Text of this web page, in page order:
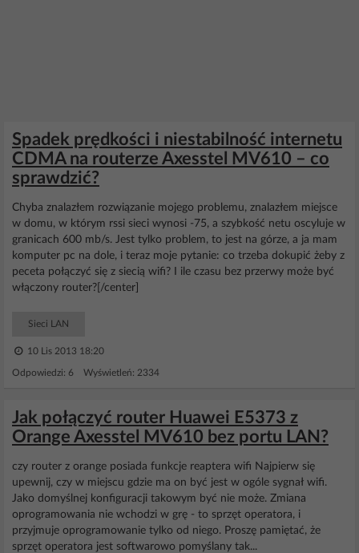
Spadek prędkości i niestabilność internetu
CDMA na routerze Axesstel MV610 – co
sprawdzić?
Chyba znalazłem rozwiązanie mojego problemu, znalazłem miejsce
w domu, w którym rssi sieci wynosi -75, a szybkość netu oscyluje w
granicach 600 mb/s. Jest tylko problem, to jest na górze, a ja mam
komputer pc na dole, i teraz moje pytanie: co trzeba dokupić żeby z
peceta połączyć się z siecią wifi? I ile czasu bez przerwy może być
włączony router?[/center]
Sieci LAN
10 Lis 2013 18:20
Odpowiedzi: 6 Wyświetleń: 2334
Jak połączyć router Huawei E5373 z
Orange Axesstel MV610 bez portu LAN?
czy router z orange posiada funkcje reaptera wifi Najpierw się
upewnij, czy w miejscu gdzie ma on być jest w ogóle sygnał wifi.
Jako domyślnej konfiguracji takowym być nie może. Zmiana
oprogramowania nie wchodzi w grę - to sprzęt operatora, i
przyjmuje oprogramowanie tylko od niego. Proszę pamiętać, że
sprzęt operatora jest softwarowo pomyślany tak...